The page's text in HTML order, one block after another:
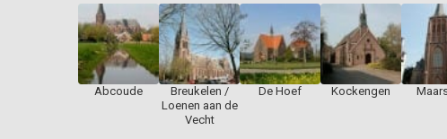
Abcoude
Breukelen /
Loenen aan de
Vecht
De Hoef Kockengen